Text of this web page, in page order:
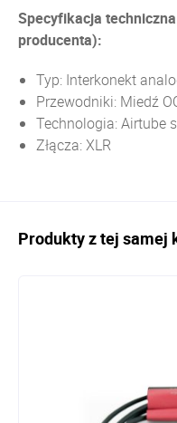
Specyfikacja
producenta):
Typ: Interkonekt
Przewodniki: Miedź
Technologia: Airtube
Złącza: XLR
Produkty z tej samej